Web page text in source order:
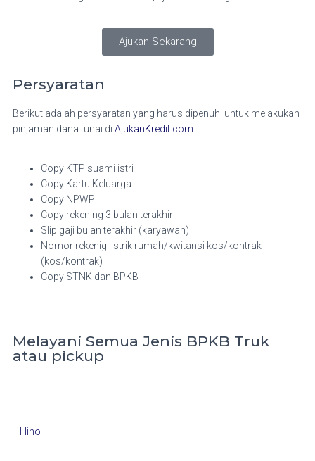
Ajukan Sekarang
Persyaratan
Berikut adalah persyaratan yang harus dipenuhi untuk melakukan
pinjaman dana tunai di AjukanKredit.com :
Copy KTP suami istri
Copy Kartu Keluarga
Copy NPWP
Copy rekening 3 bulan terakhir
Slip gaji bulan terakhir (karyawan)
Nomor rekenig listrik rumah/kwitansi kos/kontrak
(kos/kontrak)
Copy STNK dan BPKB
Melayani Semua Jenis BPKB Truk
atau pickup
Hino